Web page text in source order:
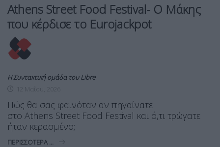
Athens Street Food Festival- Ο Μάκης
που κέρδισε το Eurojackpot
Η Συντακτική ομάδα του Libre
Πώς θα σας φαινόταν αν πηγαίνατε
στο Athens Street Food Festival και ό,τι τρώγατε
ήταν κερασμένο;
ΠΕΡΙΣΣΌΤΕΡΑ ...